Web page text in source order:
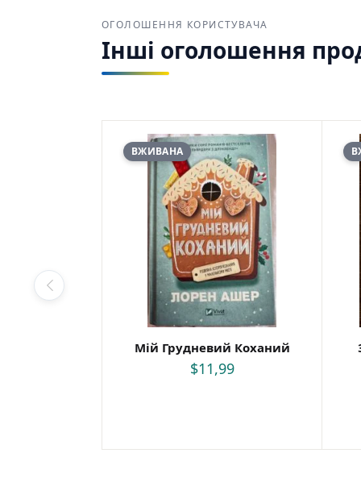
ОГОЛОШЕННЯ КОРИСТУВАЧА
Інші оголошення
ВЖИВАНА
Мій Грудневий Коханий
$11,99